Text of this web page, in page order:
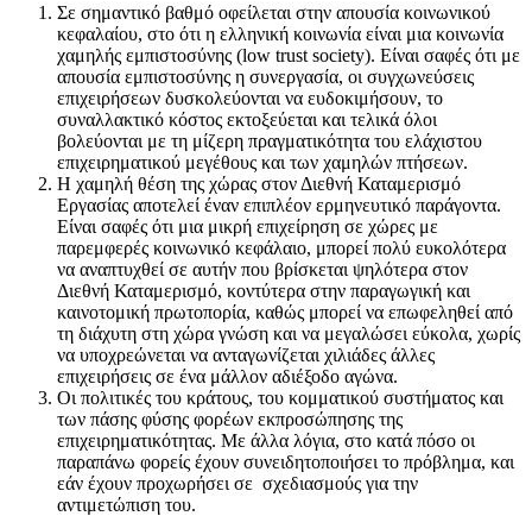
Σε σημαντικό βαθμό οφείλεται στην απουσία κοινωνικού
κεφαλαίου, στο ότι η ελληνική κοινωνία είναι μια κοινωνία
χαμηλής εμπιστοσύνης (low trust society). Είναι σαφές ότι με
απουσία εμπιστοσύνης η συνεργασία, οι συγχωνεύσεις
επιχειρήσεων δυσκολεύονται να ευδοκιμήσουν, το
συναλλακτικό κόστος εκτοξεύεται και τελικά όλοι
βολεύονται με τη μίζερη πραγματικότητα του ελάχιστου
επιχειρηματικού μεγέθους και των χαμηλών πτήσεων.
Η χαμηλή θέση της χώρας στον Διεθνή Καταμερισμό
Εργασίας αποτελεί έναν επιπλέον ερμηνευτικό παράγοντα.
Είναι σαφές ότι μια μικρή επιχείρηση σε χώρες με
παρεμφερές κοινωνικό κεφάλαιο, μπορεί πολύ ευκολότερα
να αναπτυχθεί σε αυτήν που βρίσκεται ψηλότερα στον
Διεθνή Καταμερισμό, κοντύτερα στην παραγωγική και
καινοτομική πρωτοπορία, καθώς μπορεί να επωφεληθεί από
τη διάχυτη στη χώρα γνώση και να μεγαλώσει εύκολα, χωρίς
να υποχρεώνεται να ανταγωνίζεται χιλιάδες άλλες
επιχειρήσεις σε ένα μάλλον αδιέξοδο αγώνα.
Οι πολιτικές του κράτους, του κομματικού συστήματος και
των πάσης φύσης φορέων εκπροσώπησης της
επιχειρηματικότητας. Με άλλα λόγια, στο κατά πόσο οι
παραπάνω φορείς έχουν συνειδητοποιήσει το πρόβλημα, και
εάν έχουν προχωρήσει σε σχεδιασμούς για την
αντιμετώπιση του.